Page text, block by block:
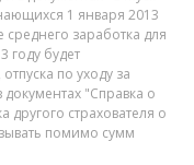
1 января 2013
среднего заработка для
году будет
по уходу за
документах "Справка о
другого страхователя о
помимо сумм